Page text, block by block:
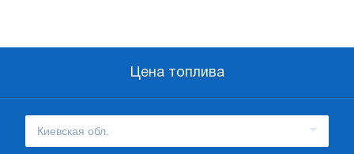
Цена топлива